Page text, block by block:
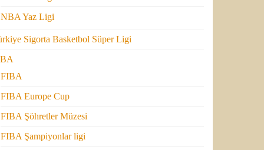
NBA Yaz Ligi
Sigorta Basketbol Süper Ligi
FIBA
FIBA Europe Cup
FIBA Şöhretler Müzesi
FIBA Şampiyonlar ligi